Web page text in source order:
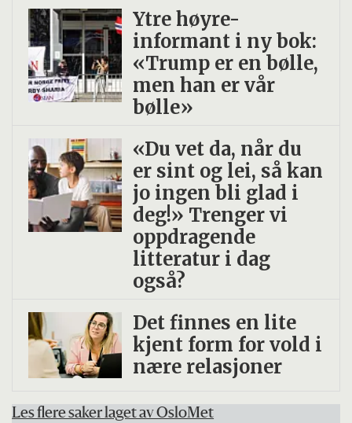
Ytre høyre-
informant i ny bok:
«Trump er en bølle,
men han er vår
bølle»
«Du vet da, når du
er sint og lei, så kan
jo ingen bli glad i
deg!» Trenger vi
oppdragende
litteratur i dag
også?
Det finnes en lite
kjent form for vold i
nære relasjoner
Les flere saker laget av OsloMet